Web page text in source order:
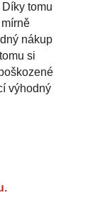
tomu
nákup
si
výhodný